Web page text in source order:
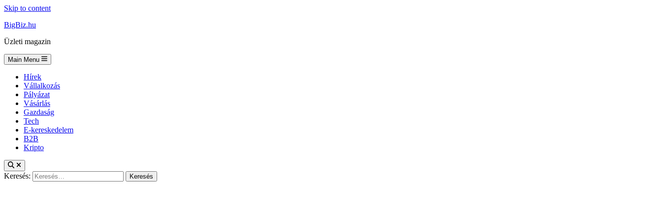
Skip to content
BigBiz.hu
Üzleti magazin
Main Menu
Hírek
Vállalkozás
Pályázat
Vásárlás
Gazdaság
Tech
E-kereskedelem
B2B
Kripto
Keresés: